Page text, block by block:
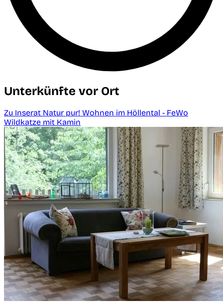
Unterkünfte vor Ort
Zu Inserat Natur pur! Wohnen im Höllental - FeWo
Wildkatze mit Kamin